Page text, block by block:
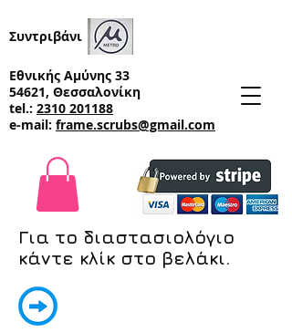
Συντριβάνι
Εθνικής Αμύνης 33
54621, Θεσσαλονίκη
tel.: 2310 201188
e-mail: frame.scrubs@gmail.com
Για το διαστασιολόγιο
κάντε κλίκ στο βελάκι.